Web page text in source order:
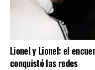
Lionel y Lionel: el
conquistó las redes